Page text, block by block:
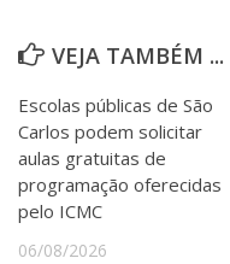
VEJA TAMBÉM ...
Escolas públicas de São
Carlos podem solicitar
aulas gratuitas de
programação oferecidas
pelo ICMC
06/08/2026